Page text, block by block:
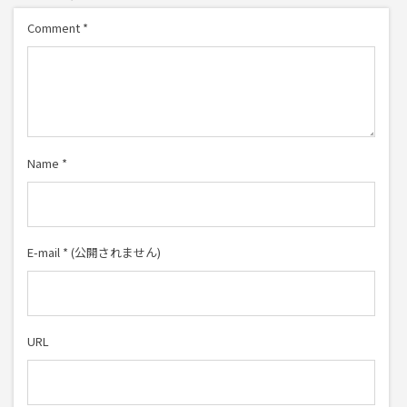
Comment *
Name *
E-mail * (公開されません)
URL